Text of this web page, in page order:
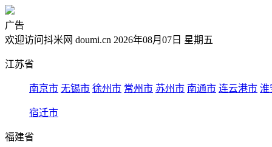
广告
欢迎访问抖米网 doumi.cn 2026年08月07日 星期五
江苏省
南京市 无锡市 徐州市 常州市 苏州市 南通市 连云港市 淮
宿迁市
福建省